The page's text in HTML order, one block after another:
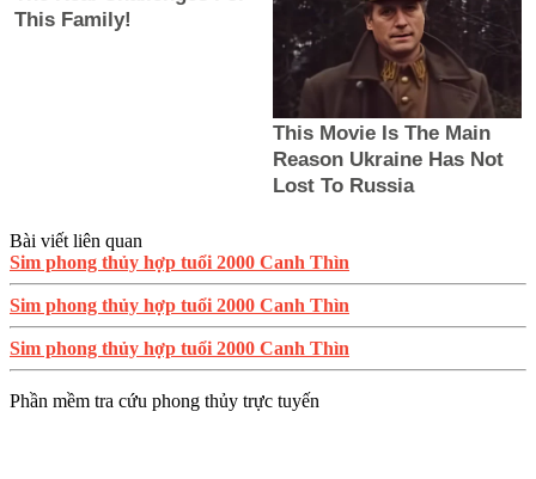
Bài viết liên quan
Sim phong thủy hợp tuổi 2000 Canh Thìn
Sim phong thủy hợp tuổi 2000 Canh Thìn
Sim phong thủy hợp tuổi 2000 Canh Thìn
Phần mềm tra cứu phong thủy trực tuyến